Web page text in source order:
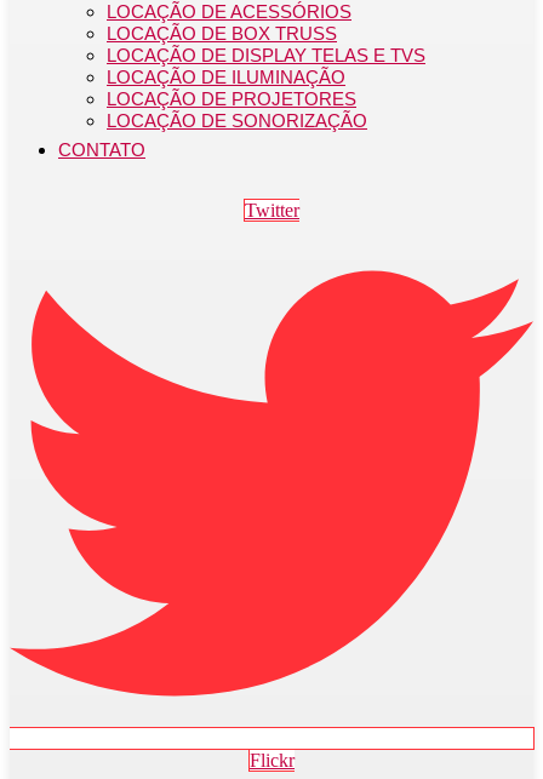
LOCAÇÃO DE ACESSÓRIOS
LOCAÇÃO DE BOX TRUSS
LOCAÇÃO DE DISPLAY TELAS E TVS
LOCAÇÃO DE ILUMINAÇÃO
LOCAÇÃO DE PROJETORES
LOCAÇÃO DE SONORIZAÇÃO
CONTATO
Twitter
Flickr